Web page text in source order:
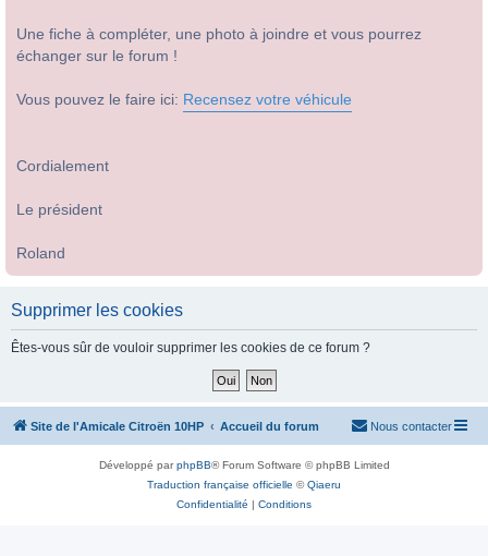
Une fiche à compléter, une photo à joindre et vous pourrez
échanger sur le forum !
Vous pouvez le faire ici: Recensez votre véhicule
Cordialement
Le président
Roland
Supprimer les cookies
Êtes-vous sûr de vouloir supprimer les cookies de ce forum ?
Site de l'Amicale Citroën 10HP Accueil du forum Nous contacter
Développé parphpBB® Forum Software © phpBB Limited
Traduction française officielle ©Qiaeru
Confidentialité | Conditions